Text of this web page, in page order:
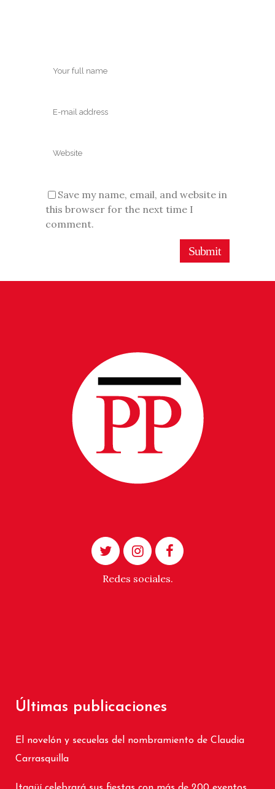
Save my name, email, and website in
this browser for the next time I
comment.
Redes sociales.
Últimas publicaciones
El novelón y secuelas del nombramiento de Claudia
Carrasquilla